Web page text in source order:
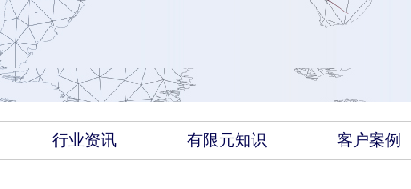
行业资讯 有限元知识 客户案例